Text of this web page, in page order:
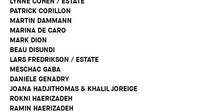
PATRICK CORILLON
MARTIN DAMMANN
MARINA DE CARO
MARK DION
BEAU DISUNDI
LARS FREDRIKSON / ESTATE
MESCHAC GABA
DANIELE GENADRY
JOANA HADJITHOMAS & KHALIL JOREIGE
ROKNI HAERIZADEH
RAMIN HAERIZADEH